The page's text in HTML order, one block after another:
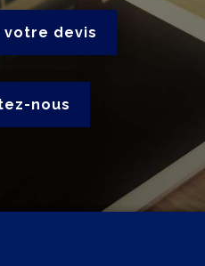
votre devis
nous